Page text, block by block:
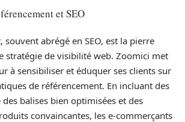
et SEO
souvent abrégé en SEO, est la pierre
stratégie de visibilité web. Zoomici met
à sensibiliser et éduquer ses clients sur
de référencement. En incluant des
balises bien optimisées et des
convaincantes, les e-commerçants